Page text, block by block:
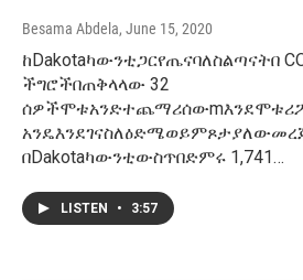
Besama Abdela, June 15, 2020
ከDakotaካውንቲጋርየጤናባለስልጣናትበ
ችግሮችበጠቅላላው 32
በDakotaካውንቲውስጥበድምሩ 1,741…
LISTEN • 3:57